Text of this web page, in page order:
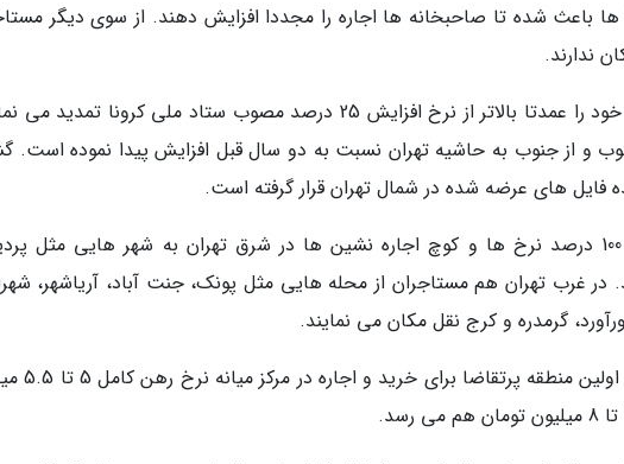
باعث شده تا صاحبخانه ها اجاره را مجددا افزایش دهند. از سوی دیگر
ندارند.
در این شرایط اغلب مستاجران قرارداد خود را عمدتا بالاتر از نرخ افزایش 25 درصد مصوب ستاد ملی کرونا
و از جنوب به حاشیه تهران نسبت به دو سال قبل افزایش پیدا نموده است.
های عرضه شده در شمال تهران قرار گرفته است.
واسطه های ملکی از رشد بین 50 تا 100 درصد نرخ ها و کوچ اجاره نشین ها در شرق تهران به شهر هایی مثل
غرب تهران هم مستاجران از محله هایی مثل پونک، جنت آباد، آریاشهر،
در منطقه 5 واقع در غرب تهران به اسم